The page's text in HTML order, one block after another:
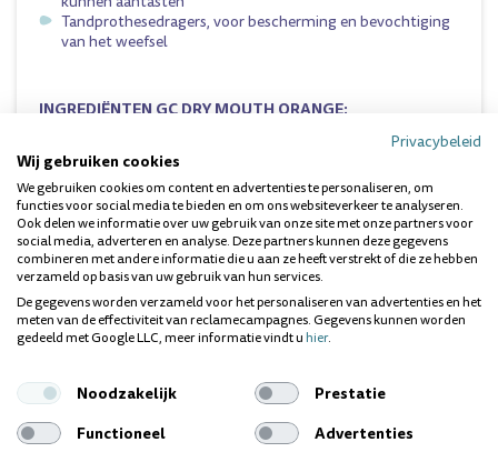
Tandprothesedragers, voor bescherming en bevochtiging
van het weefsel
INGREDIËNTEN GC DRY MOUTH ORANGE:
Diglycerin, aqua, cellulose gum, carrageenan, sodium citrate,
aroma, ethylparaben, limonene, citral, linalool
Dit suikervrije product is verkrijgbaar in 4 heerlijke smaken
(Mint,Lemon,RaspberryenOrange ) en zit in een compacte
tube die de patiënt altijd en overal bij zich kan hebben.
Dit product kunt u vinden in de volgende categorie:
Privacybeleid
Wij gebruiken cookies
We gebruiken cookies om content en advertenties te personaliseren, om
functies voor social media te bieden en om ons websiteverkeer te analyseren.
Ook delen we informatie over uw gebruik van onze site met onze partners voor
social media, adverteren en analyse. Deze partners kunnen deze gegevens
combineren met andere informatie die u aan ze heeft verstrekt of die ze hebben
verzameld op basis van uw gebruik van hun services.
De gegevens worden verzameld voor het personaliseren van advertenties en het
meten van de effectiviteit van reclamecampagnes. Gegevens kunnen worden
gedeeld met Google LLC, meer informatie vindt uhier.
Noodzakelijk
Prestatie
Functioneel
Advertenties